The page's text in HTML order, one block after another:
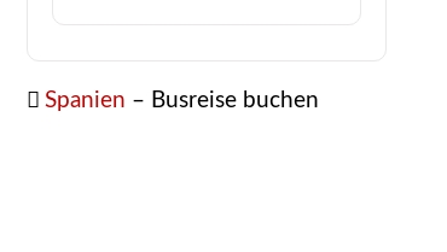
Spanien – Busreise buchen